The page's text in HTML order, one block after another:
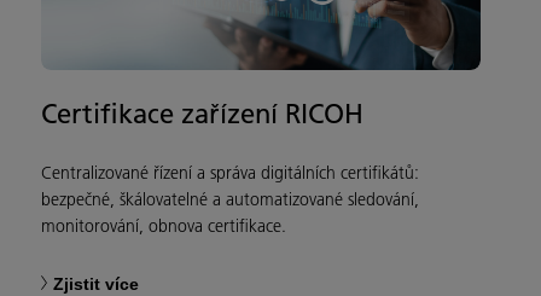
Certifikace zařízení RICOH
Centralizované řízení a správa digitálních certifikátů:
bezpečné, škálovatelné a automatizované sledování,
monitorování, obnova certifikace.
Zjistit více